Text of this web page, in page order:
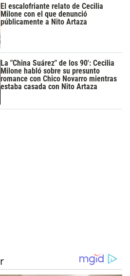
El escalofriante relato de Cecilia
Milone con el que denunció
públicamente a Nito Artaza
La "China Suárez" de los 90': Cecilia
Milone habló sobre su presunto
romance con Chico Novarro mientras
estaba casada con Nito Artaza